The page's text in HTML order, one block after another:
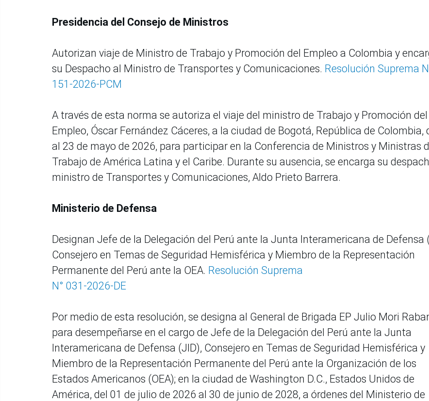
Presidencia del Consejo de Ministros
Autorizan viaje de Ministro de Trabajo y Promoción del Empleo a Colombia y
su Despacho al Ministro de Transportes y Comunicaciones. Resolución Suprema
151-2026-PCM
A través de esta norma se autoriza el viaje del ministro de Trabajo y Promoción del
Empleo, Óscar Fernández Cáceres, a la ciudad de Bogotá, República de Colombia,
al 23 de mayo de 2026, para participar en la Conferencia de Ministros y Ministras
Trabajo de América Latina y el Caribe. Durante su ausencia, se encarga su
ministro de Transportes y Comunicaciones, Aldo Prieto Barrera.
Ministerio de Defensa
Designan Jefe de la Delegación del Perú ante la Junta Interamericana de Defensa
Consejero en Temas de Seguridad Hemisférica y Miembro de la Representación
Permanente del Perú ante la OEA. Resolución Suprema
N° 031-2026-DE
Por medio de esta resolución, se designa al General de Brigada EP Julio Mori
para desempeñarse en el cargo de Jefe de la Delegación del Perú ante la Junta
Interamericana de Defensa (JID), Consejero en Temas de Seguridad Hemisférica y
Miembro de la Representación Permanente del Perú ante la Organización de los
Estados Americanos (OEA); en la ciudad de Washington D.C., Estados Unidos de
América, del 01 de julio de 2026 al 30 de junio de 2028, a órdenes del Ministerio de